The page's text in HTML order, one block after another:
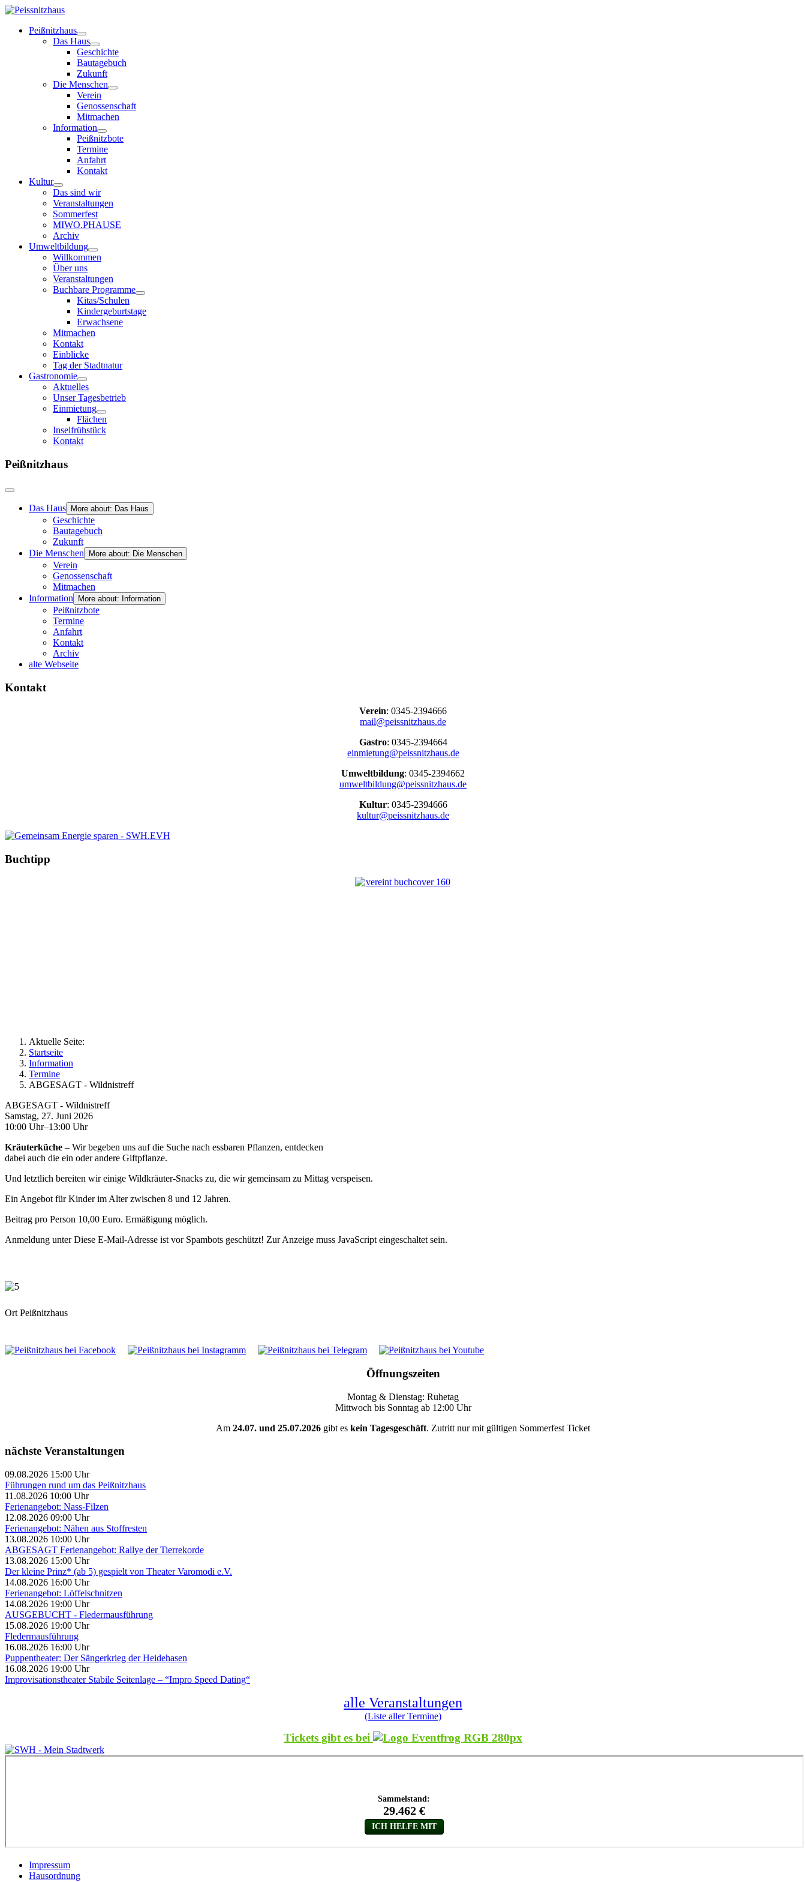
Peißnitzhaus
Das Haus
Geschichte
Bautagebuch
Zukunft
Die Menschen
Verein
Genossenschaft
Mitmachen
Information
Peißnitzbote
Termine
Anfahrt
Kontakt
Kultur
Das sind wir
Veranstaltungen
Sommerfest
MIWO.PHAUSE
Archiv
Umweltbildung
Willkommen
Über uns
Veranstaltungen
Buchbare Programme
Kitas/Schulen
Kindergeburtstage
Erwachsene
Mitmachen
Kontakt
Einblicke
Tag der Stadtnatur
Gastronomie
Aktuelles
Unser Tagesbetrieb
Einmietung
Flächen
Inselfrühstück
Kontakt
Peißnitzhaus
Das Haus More about: Das Haus
Geschichte
Bautagebuch
Zukunft
Die Menschen
More about: Die Menschen
Verein
Genossenschaft
Mitmachen
Information
More about: Information
Peißnitzbote
Termine
Anfahrt
Kontakt
Archiv
alte Webseite
Kontakt
Verein: 0345-2394666
mail@peissnitzhaus.de
Gastro: 0345-2394664
einmietung@peissnitzhaus.de
Umweltbildung: 0345-2394662
umweltbildung@peissnitzhaus.de
Kultur: 0345-2394666
kultur@peissnitzhaus.de
Buchtipp
Aktuelle Seite:
Startseite
Information
Termine
ABGESAGT - Wildnistreff
ABGESAGT - Wildnistreff
Samstag, 27. Juni 2026
10:00 Uhr–13:00 Uhr
Kräuterküche – Wir begeben uns auf die Suche nach essbaren Pflanzen, entdecken
dabei auch die ein oder andere Giftpflanze.
Und letztlich bereiten wir einige Wildkräuter-Snacks zu, die wir gemeinsam zu Mittag verspeisen.
Ein Angebot für Kinder im Alter zwischen 8 und 12 Jahren.
Beitrag pro Person 10,00 Euro. Ermäßigung möglich.
Anmeldung unterDiese E-Mail-Adresse ist vor Spambots geschützt! Zur Anzeige muss JavaScript eingeschaltet sein.
Ort Peißnitzhaus
Öffnungszeiten
Montag & Dienstag: Ruhetag
Mittwoch bis Sonntag ab 12:00 Uhr
Am 24.07. und 25.07.2026 gibt es kein Tagesgeschäft. Zutritt nur mit gültigen Sommerfest Ticket
nächste Veranstaltungen
09.08.2026 15:00 Uhr
Führungen rund um das Peißnitzhaus
11.08.2026 10:00 Uhr
Ferienangebot: Nass-Filzen
12.08.2026 09:00 Uhr
Ferienangebot: Nähen aus Stoffresten
13.08.2026 10:00 Uhr
ABGESAGT Ferienangebot: Rallye der Tierrekorde
13.08.2026 15:00 Uhr
Der kleine Prinz* (ab 5) gespielt von Theater Varomodi e.V.
14.08.2026 16:00 Uhr
Ferienangebot: Löffelschnitzen
14.08.2026 19:00 Uhr
AUSGEBUCHT - Fledermausführung
15.08.2026 19:00 Uhr
Fledermausführung
16.08.2026 16:00 Uhr
Puppentheater: Der Sängerkrieg der Heidehasen
16.08.2026 19:00 Uhr
Improvisationstheater Stabile Seitenlage – “Impro Speed Dating“
alle Veranstaltungen
(Liste aller Termine)
Tickets gibt es bei
Impressum
Hausordnung